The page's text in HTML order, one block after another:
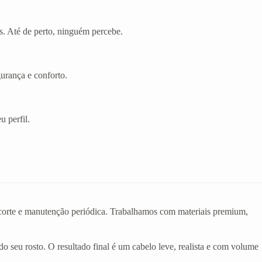
Até de perto, ninguém percebe.
e conforto.
perfil.
e manutenção periódica. Trabalhamos com materiais premium,
seu rosto. O resultado final é um cabelo leve, realista e com volume